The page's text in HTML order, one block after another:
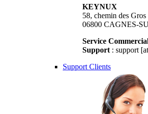
KEYNUX
58, chemin des
06800 CAGNES-
Service
Support : support
Support Clients